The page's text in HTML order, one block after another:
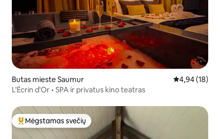
Butas mieste Saumur Vidutinis
4,94 (18)
L'Écrin d'Or • SPA ir privatus kino teatras
Svečių mėgstamiausias
Mėgstamas svečių